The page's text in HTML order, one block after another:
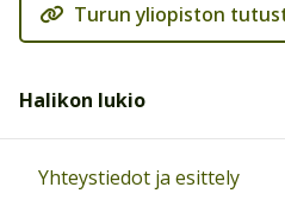
Turun yliopiston
Halikon lukio
Yhteystiedot ja esittely